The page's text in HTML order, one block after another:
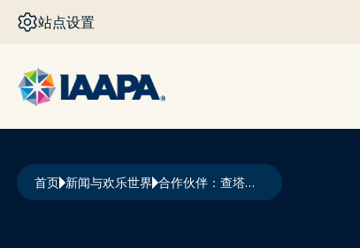
跳转到主要内容
站点设置
面包屑
首页 新闻与欢乐世界 合作伙伴：查塔努加动物园举杯庆祝